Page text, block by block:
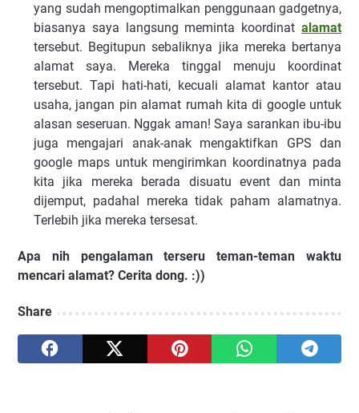
yang sudah mengoptimalkan penggunaan gadgetnya,
biasanya saya langsung meminta koordinat alamat
tersebut. Begitupun sebaliknya jika mereka bertanya
alamat saya. Mereka tinggal menuju koordinat
tersebut. Tapi hati-hati, kecuali alamat kantor atau
usaha, jangan pin alamat rumah kita di google untuk
alasan seseruan. Nggak aman! Saya sarankan ibu-ibu
juga mengajari anak-anak mengaktifkan GPS dan
google maps untuk mengirimkan koordinatnya pada
kita jika mereka berada disuatu event dan minta
dijemput, padahal mereka tidak paham alamatnya.
Terlebih jika mereka tersesat.
Apa nih pengalaman terseru teman-teman waktu
mencari alamat? Cerita dong. :))
Share